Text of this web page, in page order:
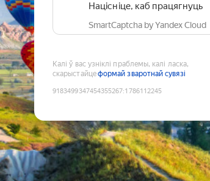
Націсніце, каб працягнуць
SmartCaptcha by Yandex Cloud
Калі ў вас узніклі праблемы, калі ласка,
скарыстайцеформай зваротнай сувязі
9183499347454355267:1786112245